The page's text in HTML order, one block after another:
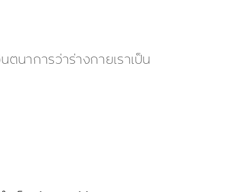
าการว่าร่างกายเราเป็น